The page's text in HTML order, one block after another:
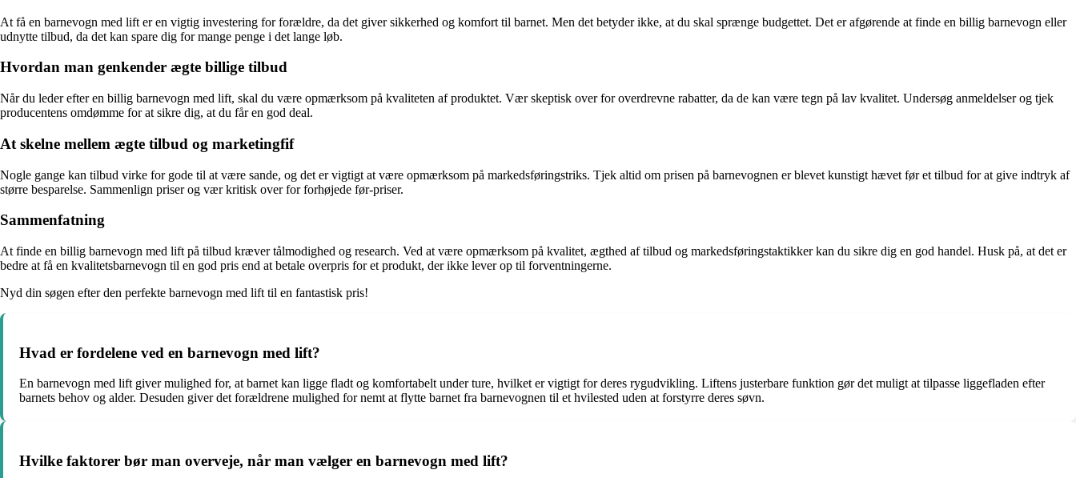
At få en barnevogn med lift er en vigtig investering for forældre, da det giver sikkerhed og komfort til barnet. Men det betyder ikke, at du skal sprænge budgettet. Det er afgørende at finde en billig barnevogn eller
udnytte tilbud, da det kan spare dig for mange penge i det lange løb.
Hvordan man genkender ægte billige tilbud
Når du leder efter en billig barnevogn med lift, skal du være opmærksom på kvaliteten af produktet. Vær skeptisk over for overdrevne rabatter, da de kan være tegn på lav kvalitet. Undersøg anmeldelser og tjek
producentens omdømme for at sikre dig, at du får en god deal.
At skelne mellem ægte tilbud og marketingfif
Nogle gange kan tilbud virke for gode til at være sande, og det er vigtigt at være opmærksom på markedsføringstriks. Tjek altid om prisen på barnevognen er blevet kunstigt hævet før et tilbud for at give indtryk af
større besparelse. Sammenlign priser og vær kritisk over for forhøjede før-priser.
Sammenfatning
At finde en billig barnevogn med lift på tilbud kræver tålmodighed og research. Ved at være opmærksom på kvalitet, ægthed af tilbud og markedsføringstaktikker kan du sikre dig en god handel. Husk på, at det er
bedre at få en kvalitetsbarnevogn til en god pris end at betale overpris for et produkt, der ikke lever op til forventningerne.
Nyd din søgen efter den perfekte barnevogn med lift til en fantastisk pris!
Hvad er fordelene ved en barnevogn med lift?
En barnevogn med lift giver mulighed for, at barnet kan ligge fladt og komfortabelt under ture, hvilket er vigtigt for deres rygudvikling. Liftens justerbare funktion gør det muligt at tilpasse liggefladen efter
barnets behov og alder. Desuden giver det forældrene mulighed for nemt at flytte barnet fra barnevognen til et hvilested uden at forstyrre deres søvn.
Hvilke faktorer bør man overveje, når man vælger en barnevogn med lift?